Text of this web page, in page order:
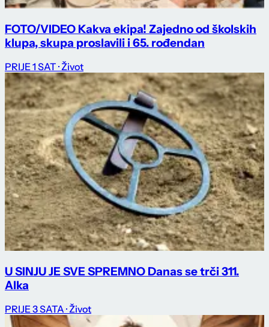
FOTO/VIDEO Kakva ekipa! Zajedno od školskih
klupa, skupa proslavili i 65. rođendan
PRIJE 1 SAT · Život
U SINJU JE SVE SPREMNO Danas se trči 311.
Alka
PRIJE 3 SATA · Život